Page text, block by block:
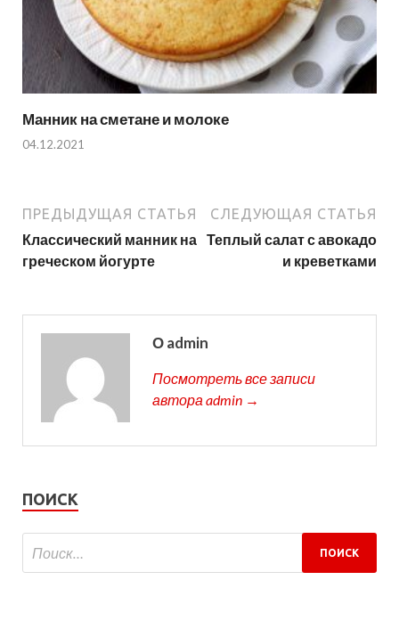
Манник на сметане и молоке
04.12.2021
ПРЕДЫДУЩАЯ СТАТЬЯ
Классический манник на
греческом йогурте
СЛЕДУЮЩАЯ СТАТЬЯ
Теплый салат с авокадо
и креветками
О admin
Посмотреть все записи
автора admin →
ПОИСК